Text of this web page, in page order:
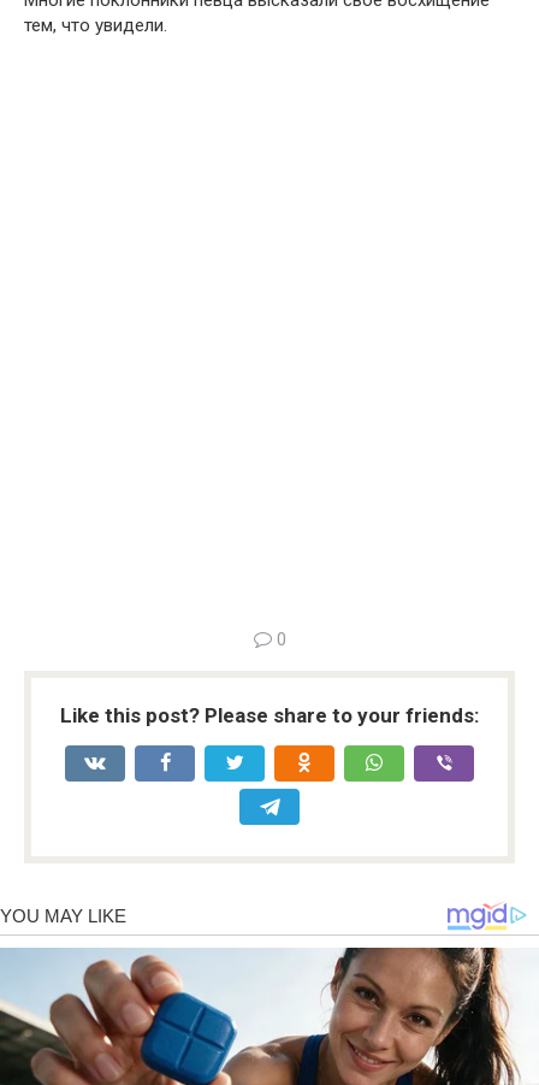
тем, что увидели.
0
Like this post? Please share to your friends: